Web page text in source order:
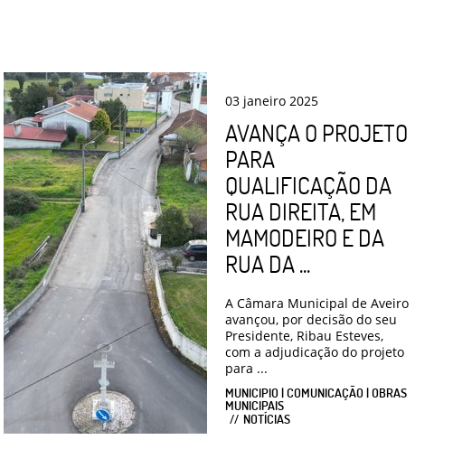
03 janeiro 2025
AVANÇA O PROJETO
PARA
QUALIFICAÇÃO DA
RUA DIREITA, EM
MAMODEIRO E DA
RUA DA ...
A Câmara Municipal de Aveiro
avançou, por decisão do seu
Presidente, Ribau Esteves,
com a adjudicação do projeto
para ...
MUNICIPIO | COMUNICAÇÃO | OBRAS
MUNICIPAIS
NOTÍCIAS